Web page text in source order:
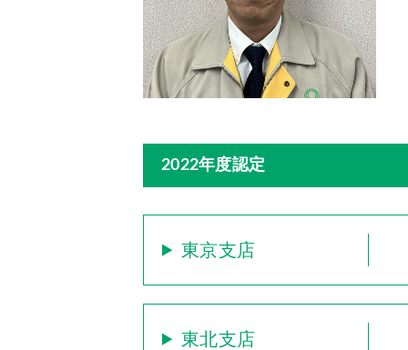
2022年度認定
東京支店
東北支店